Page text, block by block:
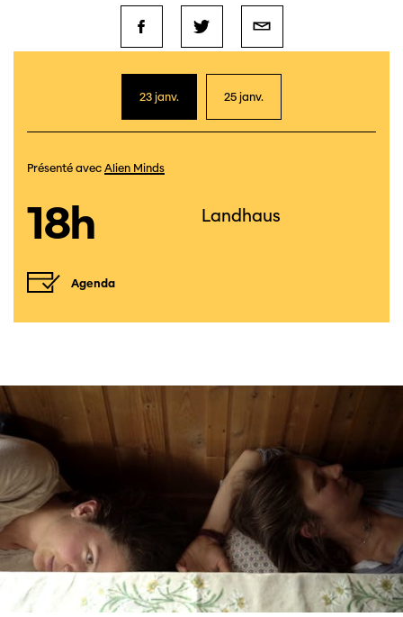
23 janv. 25 janv.
Présenté avec Alien Minds
18h Landhaus
Agenda